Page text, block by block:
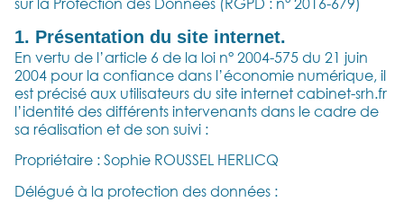
1. Présentation du site internet.
En vertu de l’article 6 de la loi n° 2004-575 du 21 juin
2004 pour la confiance dans l’économie numérique, il
est précisé aux utilisateurs du site internet cabinet-srh.fr
l’identité des différents intervenants dans le cadre de
sa réalisation et de son suivi :
Propriétaire :Sophie ROUSSEL HERLICQ
Délégué à la protection des données :